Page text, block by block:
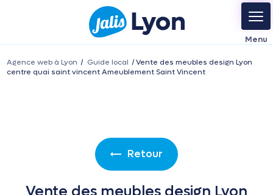
Agence web à Lyon Guide local
Vente des meubles design Lyon
centre quai saint vincent Ameublement Saint Vincent
Retour